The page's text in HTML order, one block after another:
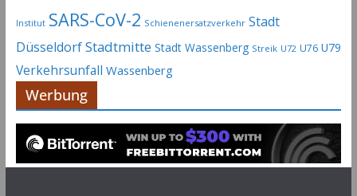
Institut SARS-CoV-2 Schienenersatzverkehr Stadt
DüsseldorfStadtmitte Stadt Wassenberg Streik U72 U76 U79
Verkehrsunfall Wassenberg
Werbung